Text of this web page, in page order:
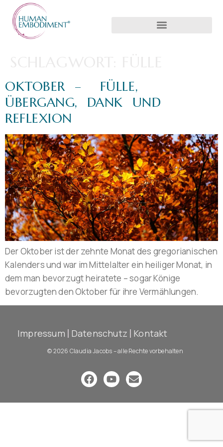
OKTOBER – FÜLLE,
ÜBERGANG, DANK UND
REFLEXION
Der Oktober ist der zehnte Monat des gregorianischen
Kalenders und war im Mittelalter ein heiliger Monat, in
dem man bevorzugt heiratete – sogar Könige
bevorzugten den Oktober für ihre Vermählungen.
Impressum Datenschutz Kontakt
© 2026 Claudia Jacobs – alle Rechte vorbehalten